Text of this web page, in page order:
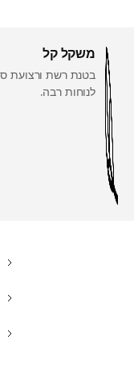
משקל קל
בטנת רשת ורצועת
לנוחות רבה.